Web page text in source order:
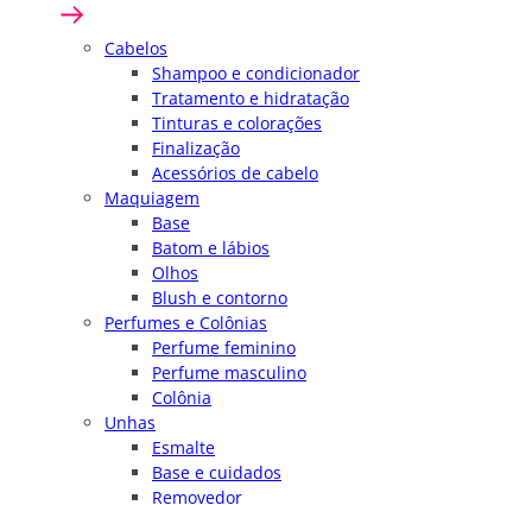
Cabelos
Shampoo e condicionador
Tratamento e hidratação
Tinturas e colorações
Finalização
Acessórios de cabelo
Maquiagem
Base
Batom e lábios
Olhos
Blush e contorno
Perfumes e Colônias
Perfume feminino
Perfume masculino
Colônia
Unhas
Esmalte
Base e cuidados
Removedor